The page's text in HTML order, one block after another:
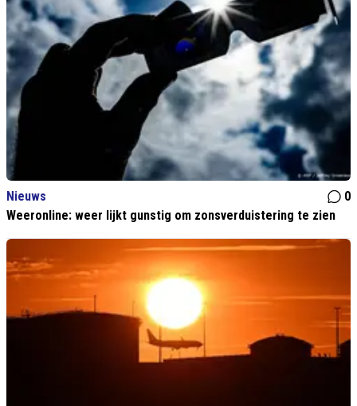
Nieuws
0
Weeronline: weer lijkt gunstig om zonsverduistering te zien